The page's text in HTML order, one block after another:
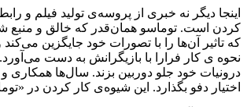
اینجا دیگر نه خبری از پروسه‌ی تولید فیلم
کردن است. توماسو همان‌قدر که خالق و منبع
که تاثیر آن‌ها را با تصورات خود جایگزین
نحوه ی کار فرارا با بازیگرانش به دست
درونیات خود جلو دوربین بزند. سال‌ها همکاری
اختیار دفو بگذارد. این شیوه‌ی کار کردن